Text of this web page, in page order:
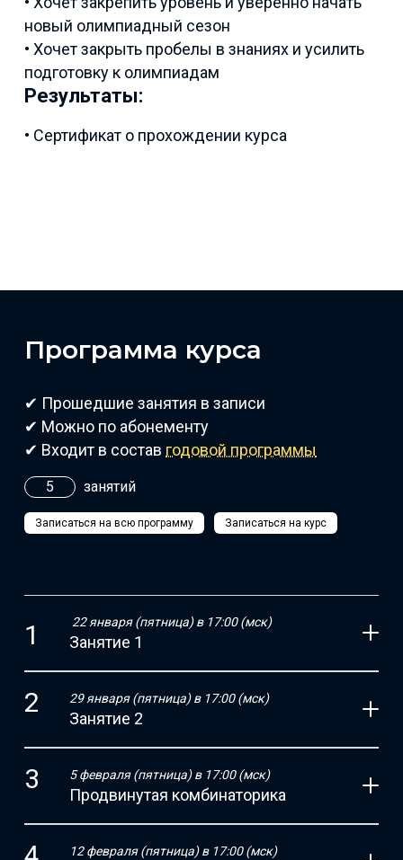
новый олимпиадный сезон
• Хочет закрыть пробелы в знаниях и усилить
подготовку к олимпиадам
Результаты:
• Сертификат о прохождении курса
Программа курса
✔ Прошедшие занятия в записи
✔ Можно по абонементу
✔ Входит в состав годовой программы
5 занятий
Записаться на всю программу Записаться на курс
22 января (пятница) в 17:00 (мск)
Занятие 1
29 января (пятница) в 17:00 (мск)
Занятие 2
5 февраля (пятница) в 17:00 (мск)
Продвинутая комбинаторика
12 февраля (пятница) в 17:00 (мск)